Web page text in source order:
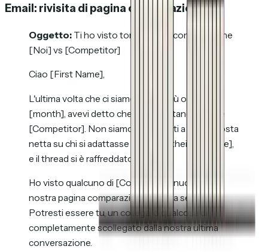
Email: rivisita di pagina comparazione
Oggetto: Ti ho visto tornare sulla comparazione
[Noi] vs [Competitor]
Ciao [First Name],
L'ultima volta che ci siamo parlati, più o meno a
[month], avevi detto che stavi valutando anche
[Competitor]. Non siamo mai arrivati a una risposta
netta su chi si adattasse meglio a [their use case],
e il thread si è raffreddato.
Ho visto qualcuno di [Company] di nuovo sulla
nostra pagina comparazione questa settimana.
Potresti essere tu, un collega, o qualcosa di
completamente scollegato dalla nostra ultima
conversazione.